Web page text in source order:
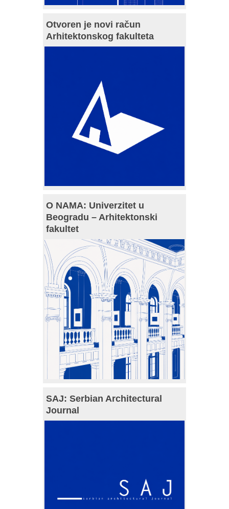
Otvoren je novi račun
Arhitektonskog fakulteta
O NAMA: Univerzitet u
Beogradu – Arhitektonski
fakultet
SAJ: Serbian Architectural
Journal